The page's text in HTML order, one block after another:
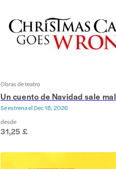
Obras de teatro
Un cuento de Navidad sale mal
Se estrena el Dec 18, 2026
desde
31,25 £